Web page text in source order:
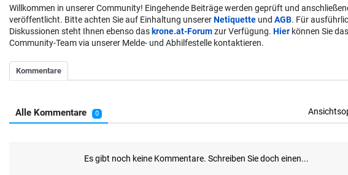
Willkommen in unserer Community! Eingehende Beiträge werden geprüft und
veröffentlicht. Bitte achten Sie auf Einhaltung unsererNetiquette und AGB. Für
Diskussionen steht Ihnen ebenso das krone.at-Forumzur Verfügung. Hier können Sie das
Community-Team via unserer Melde- und Abhilfestelle kontaktieren.